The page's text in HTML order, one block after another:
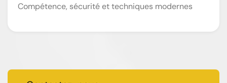
Compétence, sécurité et techniques modernes